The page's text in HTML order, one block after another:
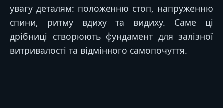
увагу деталям: положенню стоп, напруженню
спини, ритму вдиху та видиху. Саме ці
дрібниці створюють фундамент для залізної
витривалості та відмінного самопочуття.